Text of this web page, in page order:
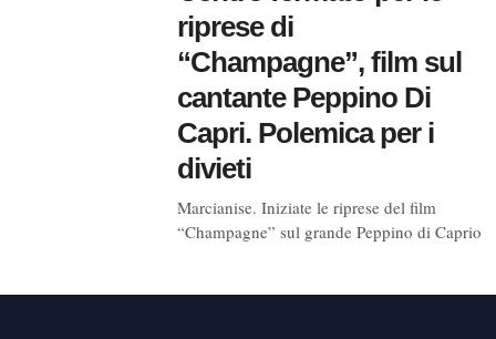
riprese di
“Champagne”, film sul
cantante Peppino Di
Capri. Polemica per i
divieti
Marcianise. Iniziate le riprese del film
“Champagne” sul grande Peppino di Caprio